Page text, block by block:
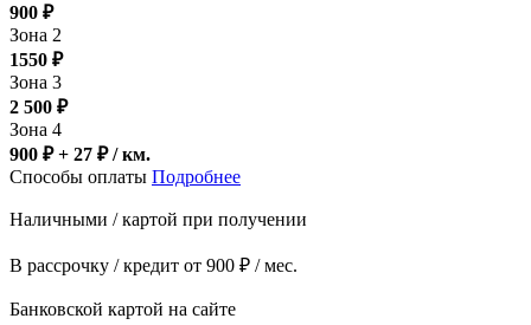
900 ₽
Зона 2
1550 ₽
Зона 3
2 500 ₽
Зона 4
900 ₽ + 27 ₽/ км.
Способы оплаты Подробнее
Наличными / картой при получении
В рассрочку / кредит от 900 ₽ / мес.
Банковской картой на сайте